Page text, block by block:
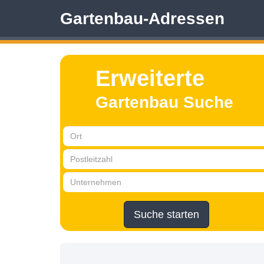
Gartenbau-Adressen
Erweiterte
Gartenbau Suche
Suche starten